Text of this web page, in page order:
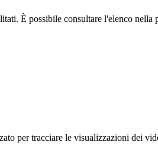
È possibile consultare l'elenco nella
per tracciare le visualizzazioni dei